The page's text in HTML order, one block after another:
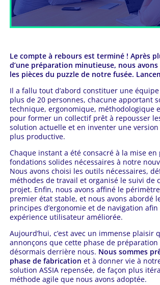
Le compte à rebours est terminé ! Après
d’une préparation minutieuse, nous
les pièces du puzzle de notre fusée.
Il a fallu tout d’abord constituer une
plus de 20 personnes, chacune apportant
technique, ergonomique, méthodologique
pour former un collectif prêt à repousser
solution actuelle et en inventer une
plus productive.
Chaque instant a été consacré à la mise en
fondations solides nécessaires à notre
Nous avons choisi les outils nécessaires,
méthodes de travail et organisé le suivi de
projet. Enfin, nous avons affiné le
premier état stable, et nous avons abordé
principes d’ergonomie et de navigation afin
expérience utilisateur améliorée.
Aujourd’hui, c’est avec un immense plaisir
annonçons que cette phase de
désormais derrière nous. Nous sommes
phase de fabrication et à donner vie à
solution ASSIA repensée, de façon plus
méthode agile que nous avons adoptée.